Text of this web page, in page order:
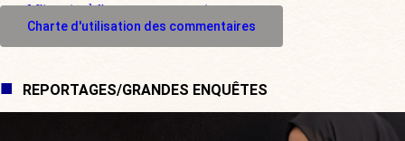
M'inscrire à l'espace commentaire
Charte d'utilisation des commentaires
REPORTAGES/GRANDES ENQUÊTES